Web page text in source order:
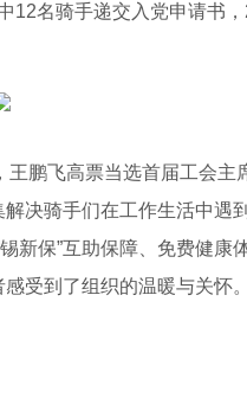
名骑手递交入党申请书
飞高票当选首届工会主席
决骑手们在工作生活中遇
保”互助保障、免费健
受到了组织的温暖与关怀。